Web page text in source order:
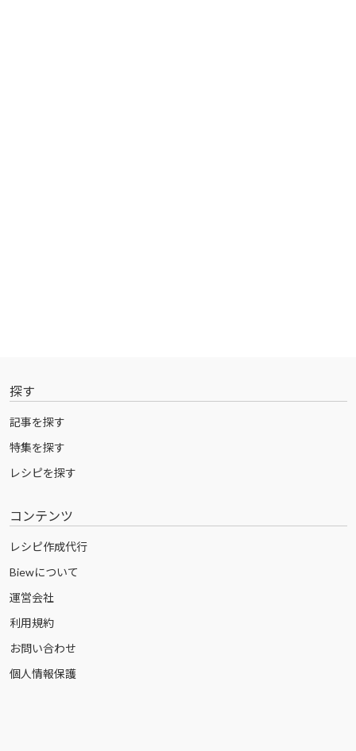
探す
記事を探す
特集を探す
レシピを探す
コンテンツ
レシピ作成代行
Biewについて
運営会社
利用規約
お問い合わせ
個人情報保護